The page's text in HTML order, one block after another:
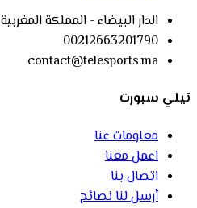
الدار البيضاء - المملكة المغربية
00212663201790
contact@telesports.ma
تيلي سبورت
معلومات عنا
اعمل معنا
اتصال بنا
أرسل لنا نصائح